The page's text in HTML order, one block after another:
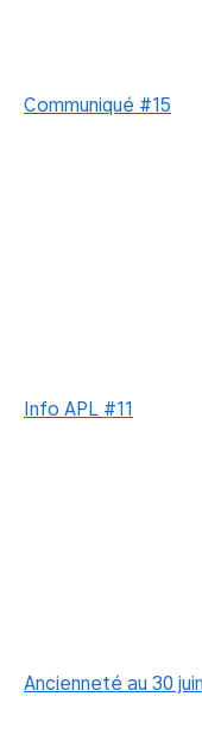
Communiqué #15
Info APL #11
Ancienneté au 30